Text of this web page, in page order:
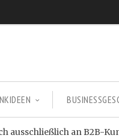
ausschließlich an B2B-